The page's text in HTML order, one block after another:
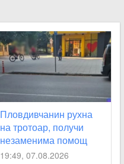
Пловдивчанин рухна
на тротоар, получи
незаменима помощ
19:49, 07.08.2026